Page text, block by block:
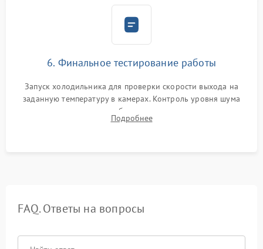
6. Финальное тестирование работы
Запуск холодильника для проверки скорости выхода на
заданную температуру в камерах. Контроль уровня шума
компрессора, отсутствия обмерзания стенок и корректного
срабатывания системы автоматической оттайки.
Подробнее
FAQ. Ответы на вопросы